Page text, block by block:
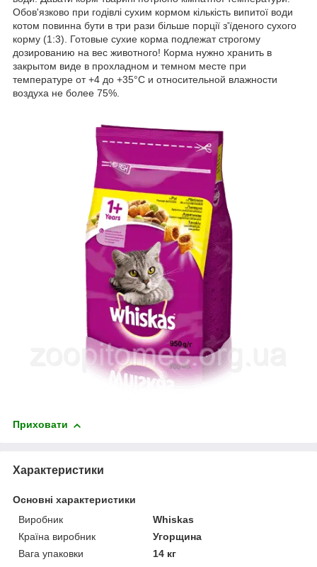
Обов'язково при годівлі сухим кормом кількість випитої води
котом повинна бути в три рази більше порції з'їденого сухого
корму (1:3). Готовые сухие корма подлежат строгому
дозированию на вес животного! Корма нужно хранить в
закрытом виде в прохладном и темном месте при
температуре от +4 до +35°С и относительной влажности
воздуха не более 75%.
Приховати
Характеристики
Основні характеристики
Виробник
Whiskas
Країна виробник
Угорщина
Вага упаковки
14 кг